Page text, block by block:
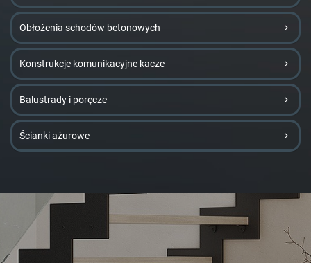
Obłożenia schodów betonowych
Konstrukcje komunikacyjne kacze
Balustrady i poręcze
Ścianki ażurowe